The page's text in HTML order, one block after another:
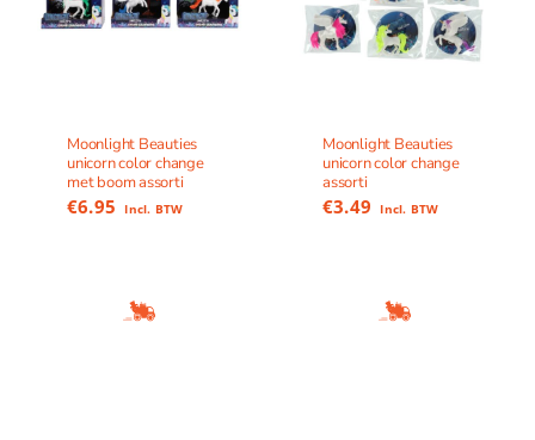
Moonlight Beauties
unicorn color change
met boom assorti
€6.95 Incl. BTW
Moonlight Beauties
unicorn color change
assorti
€3.49 Incl. BTW